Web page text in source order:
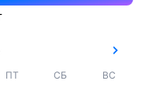
ПТ СБ ВС